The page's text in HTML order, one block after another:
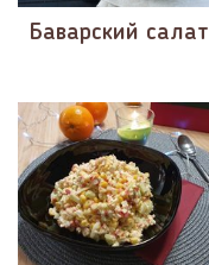
Баварский салат